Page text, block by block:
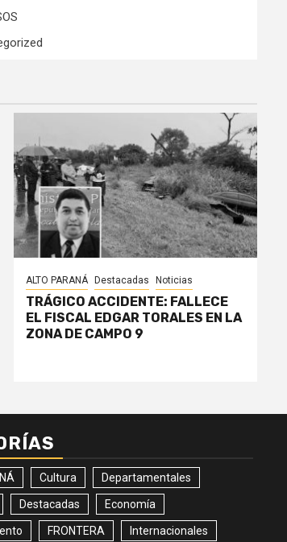
ALTO PARANÁ Destacadas Noticias
TRÁGICO ACCIDENTE: FALLECE
EL FISCAL EDGAR TORALES EN LA
ZONA DE CAMPO 9
Cultura Departamentales
Destacadas Economía
FRONTERA Internacionales